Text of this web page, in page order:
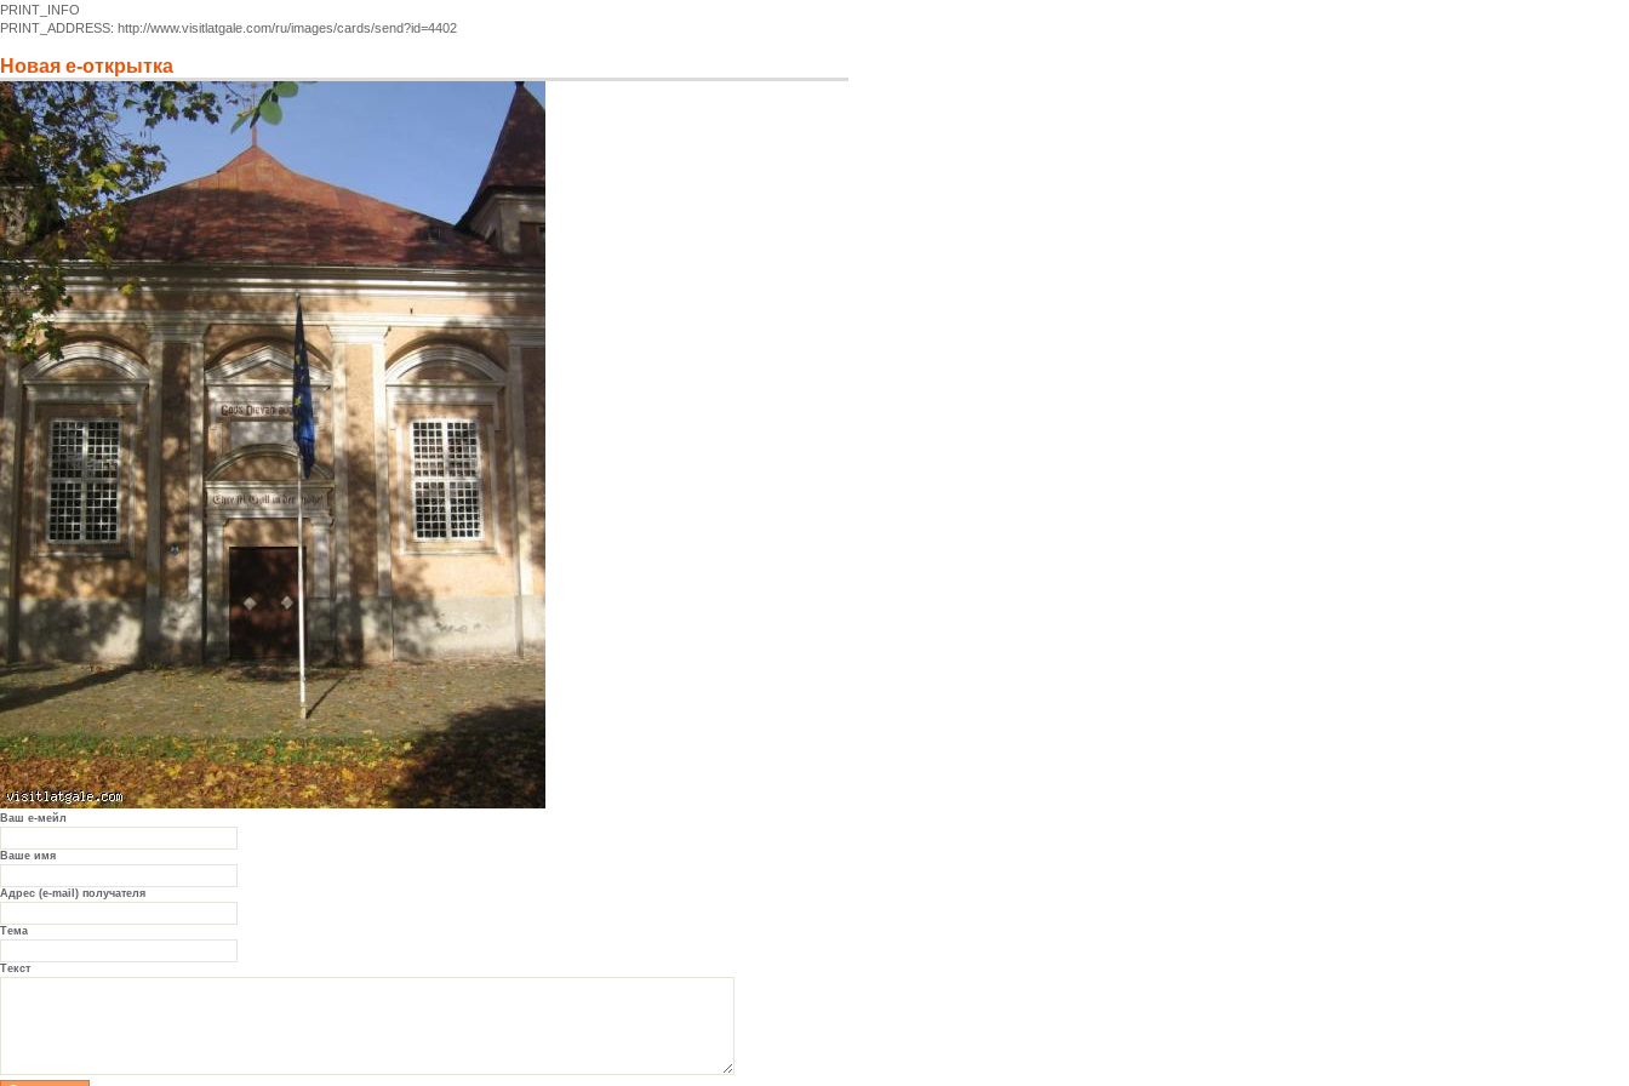
PRINT_INFO
PRINT_ADDRESS: http://www.visitlatgale.com/ru/images/cards/send?id=4402
Новая е-открытка
Ваш е-мейл
Ваше имя
Адрес (e-mail) получателя
Тема
Текст